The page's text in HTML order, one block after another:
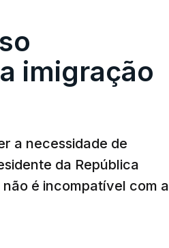
imigração
a necessidade de
da República
é incompatível com a